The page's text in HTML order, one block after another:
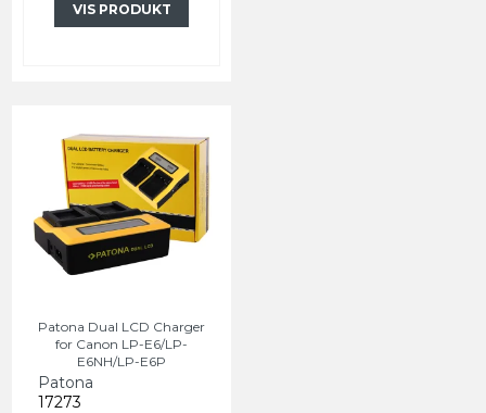
VIS PRODUKT
Patona Dual LCD Charger
for Canon LP-E6/LP-
E6NH/LP-E6P
Patona
17273